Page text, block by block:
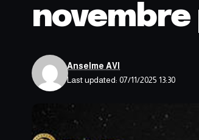
novembre
Last updated: 07/11/2025 13:30
Anselme AVI